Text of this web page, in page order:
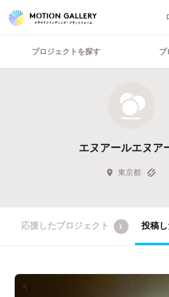
プロジェクトを探す プ
エヌアールエヌア
東京都
応援したプロジェクト 1 投稿